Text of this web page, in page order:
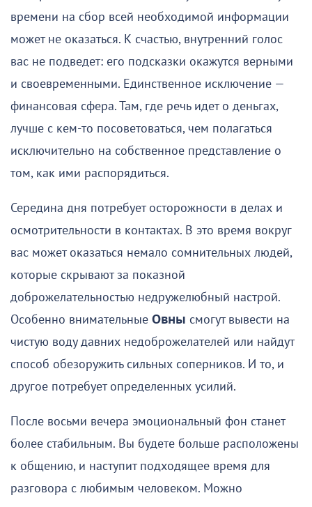
времени на сбор всей необходимой информации
может не оказаться. К счастью, внутренний голос
вас не подведет: его подсказки окажутся верными
и своевременными. Единственное исключение —
финансовая сфера. Там, где речь идет о деньгах,
лучше с кем-то посоветоваться, чем полагаться
исключительно на собственное представление о
том, как ими распорядиться.
Середина дня потребует осторожности в делах и
осмотрительности в контактах. В это время вокруг
вас может оказаться немало сомнительных людей,
которые скрывают за показной
доброжелательностью недружелюбный настрой.
Особенно внимательные Овны смогут вывести на
чистую воду давних недоброжелателей или найдут
способ обезоружить сильных соперников. И то, и
другое потребует определенных усилий.
После восьми вечера эмоциональный фон станет
более стабильным. Вы будете больше расположены
к общению, и наступит подходящее время для
разговора с любимым человеком. Можно